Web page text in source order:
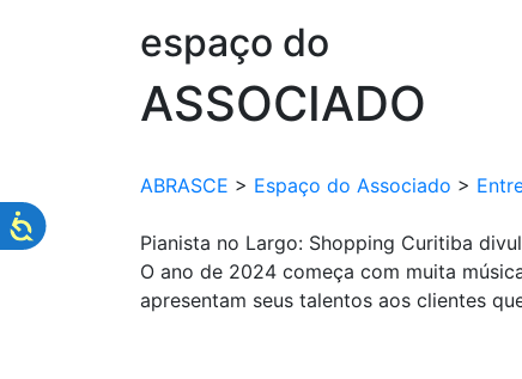
espaço do
ASSOCIADO
ABRASCE > Espaço do Associado >
Pianista no Largo: Shopping Curitiba
O ano de 2024 começa com muita
apresentam seus talentos aos clientes